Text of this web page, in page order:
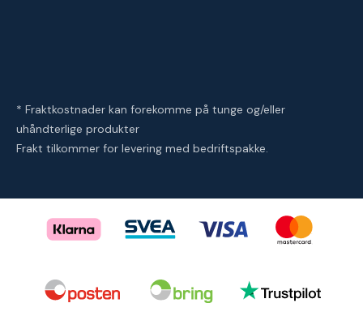
* Fraktkostnader kan forekomme på tunge og/eller
uhåndterlige produkter
Frakt tilkommer for levering med bedriftspakke.